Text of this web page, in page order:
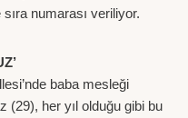
numarası veriliyor.
baba mesleği
(29), her yıl olduğu gibi bu